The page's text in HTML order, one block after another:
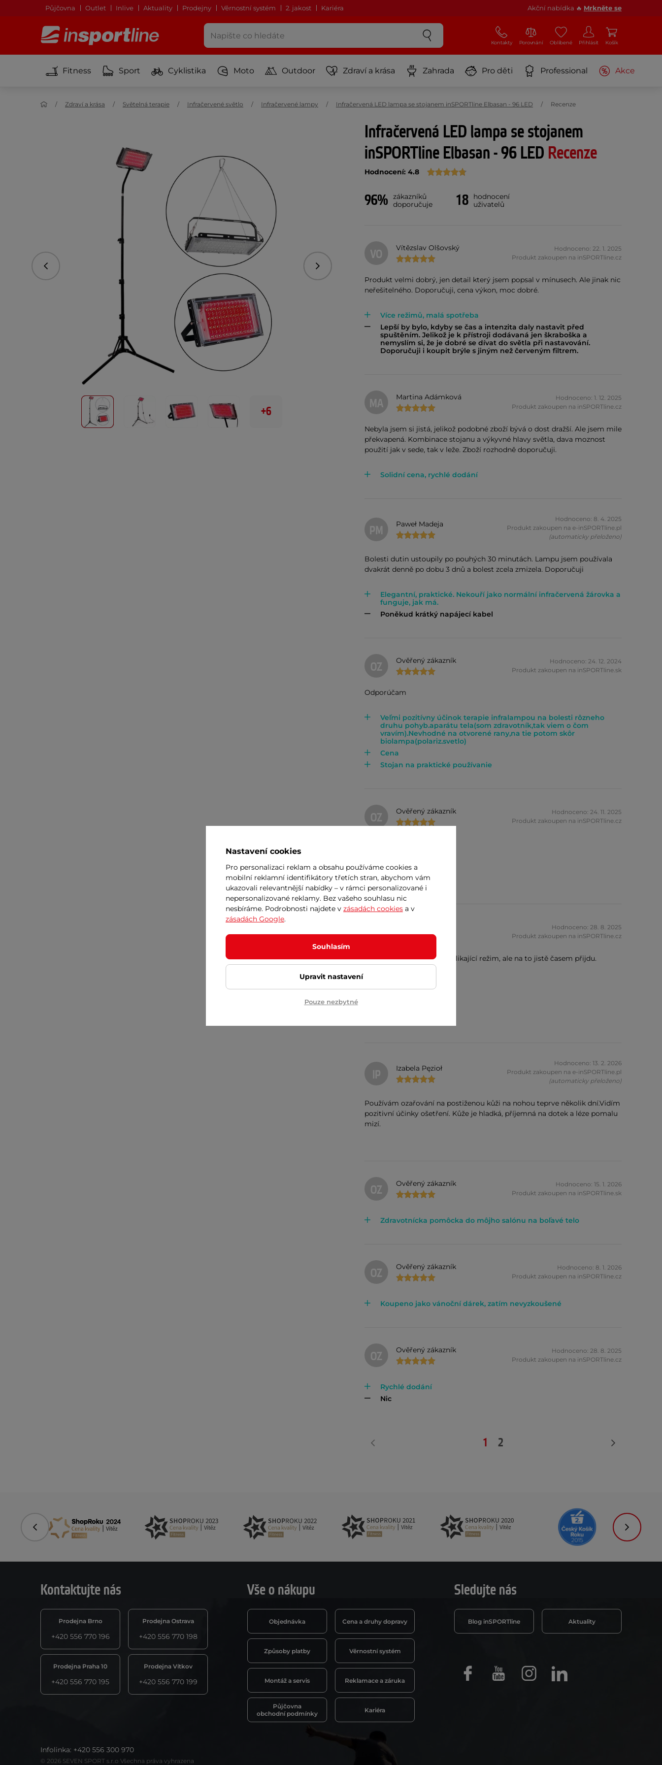
Půjčovna Outlet Inlive Aktuality Prodejny Věrnostní systém 2. jakost Kariéra Akční nabídka 🔥 Mrkněte se
Kontakty Porovnání Oblíbené Přihlásit Košík
Fitness Sport Cyklistika Moto Outdoor Zdraví a krása Zahrada Pro děti Professional Akce
Zdraví a krása Světelná terapie Infračervené světlo Infračervené lampy Infračervená LED lampa se stojanem inSPORTline Elbasan - 96 LED Recenze
Předchozí Následující
+6
Infračervená LED lampa se stojanem
inSPORTline Elbasan - 96 LED Recenze
Hodnocení: 4.8
96% zákazníků
doporučuje
18
hodnocení
uživatelů
VO Vítězslav Olšovský
Hodnoceno: 22. 1. 2025
Produkt zakoupen na inSPORTline.cz
Produkt velmi dobrý, jen detail který jsem popsal v mínusech. Ale jinak nic
neřešitelného. Doporučuji, cena výkon, moc dobré.
Více režimů, malá spotřeba
Lepší by bylo, kdyby se čas a intenzita daly nastavit před
spuštěním. Jelikož je k přístroji dodávaná jen škraboška a
nemyslím si, že je dobré se dívat do světla při nastavování.
Doporučuji i koupit brýle s jiným než červeným filtrem.
MA Martina Adámková
Hodnoceno: 1. 12. 2025
Produkt zakoupen na inSPORTline.cz
Nebyla jsem si jistá, jelikož podobné zboží bývá o dost dražší. Ale jsem mile
překvapená. Kombinace stojanu a výkyvné hlavy světla, dava moznost
použití jak v sede, tak v leže. Zboží rozhodně doporučuji.
Solidní cena, rychlé dodání
PM Paweł Madeja
Hodnoceno: 8. 4. 2025
Produkt zakoupen na e-inSPORTline.pl
(automaticky přeloženo)
Bolesti dutin ustoupily po pouhých 30 minutách. Lampu jsem používala
dvakrát denně po dobu 3 dnů a bolest zcela zmizela. Doporučuji
Elegantní, praktické. Nekouří jako normální infračervená žárovka a
funguje, jak má.
Poněkud krátký napájecí kabel
OZ Ověřený zákazník
Hodnoceno: 24. 12. 2024
Produkt zakoupen na inSPORTline.sk
Odporúčam
Veľmi pozitívny účinok terapie infralampou na bolesti rôzneho
druhu pohyb.aparátu tela(som zdravotník,tak viem o čom
vravím).Nevhodné na otvorené rany,na tie potom skôr
biolampa(polariz.svetlo)
Cena
Stojan na praktické používanie
OZ Ověřený zákazník
Hodnoceno: 24. 11. 2025
Produkt zakoupen na inSPORTline.cz
funguje jak má
0
ES
Hodnoceno: 28. 8. 2025
Produkt zakoupen na inSPORTline.cz
nepochopila jsem akorát blikající režim, ale na to jistě časem přijdu.
IP Izabela Pęzioł
Hodnoceno: 13. 2. 2026
Produkt zakoupen na e-inSPORTline.pl
(automaticky přeloženo)
Používám ozařování na postiženou kůži na nohou teprve několik dní.Vidím
pozitivní účinky ošetření. Kůže je hladká, příjemná na dotek a léze pomalu
mizí.
OZ Ověřený zákazník
Hodnoceno: 15. 1. 2026
Produkt zakoupen na inSPORTline.sk
Zdravotnícka pomôcka do môjho salónu na boľavé telo
OZ Ověřený zákazník
Hodnoceno: 8. 1. 2026
Produkt zakoupen na inSPORTline.cz
Koupeno jako vánoční dárek, zatím nevyzkoušené
OZ Ověřený zákazník
Hodnoceno: 28. 8. 2025
Produkt zakoupen na inSPORTline.cz
Rychlé dodání
Nic
1 2
Předchozí
Kontaktujte nás
Prodejna Brno
+420 556 770 196
Prodejna Ostrava
+420 556 770 198
Prodejna Praha 10
+420 556 770 195
Prodejna Vítkov
+420 556 770 199
Vše o nákupu
Objednávka Cena a druhy dopravy
Způsoby platby Věrnostní systém
Montáž a servis Reklamace a záruka
Půjčovna
obchodní podmínky
Kariéra
Sledujte nás
Blog inSPORTline Aktuality
FacebookYoutube InstagramLinkedIn
Infolinka: +420 556 300 970
© 2026 SEVEN SPORT s.r.o Všechna práva vyhrazena
Nastavení cookies
Pro personalizaci reklam a obsahu používáme cookies a
mobilní reklamní identifikátory třetích stran, abychom vám
ukazovali relevantnější nabídky – v rámci personalizované i
nepersonalizované reklamy. Bez vašeho souhlasu nic
nesbíráme. Podrobnosti najdete v zásadách cookies a v
zásadách Google.
Souhlasím
Upravit nastavení
Pouze nezbytné